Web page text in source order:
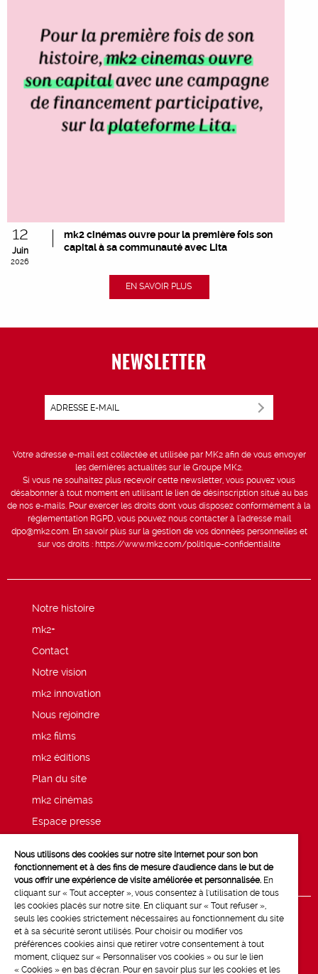
12
Juin
2026
mk2 cinémas ouvre pour la première fois son
capital à sa communauté avec Lita
EN SAVOIR PLUS
NEWSLETTER
Votre adresse e-mail est collectée et utilisée par MK2 afin de vous envoyer
les dernières actualités sur le Groupe MK2.
Si vous ne souhaitez plus recevoir cette newsletter, vous pouvez vous
désabonner à tout moment en utilisant le lien de désinscription situé au bas
de nos e-mails. Pour exercer les droits dont vous disposez conformément à la
réglementation RGPD, vous pouvez nous contacter à l’adresse mail
dpo@mk2.com. En savoir plus sur la gestion de vos données personnelles et
sur vos droits : https://www.mk2.com/politique-confidentialite
Notre histoire
mk2+
Contact
Notre vision
mk2 innovation
Nous rejoindre
mk2 films
mk2 éditions
Plan du site
mk2 cinémas
Espace presse
Politique de confidentialité mk2
Nous utilisons des cookies sur notre site Internet pour son bon
fonctionnement et à des fins de mesure d'audience dans le but de
vous offrir une expérience de visite améliorée et personnalisée. En
cliquant sur « Tout accepter », vous consentez à l'utilisation de tous
les cookies placés sur notre site. En cliquant sur « Tout refuser »,
seuls les cookies strictement nécessaires au fonctionnement du site
et à sa sécurité seront utilisés. Pour choisir ou modifier vos
préférences cookies ainsi que retirer votre consentement à tout
moment, cliquez sur « Personnaliser vos cookies » ou sur le lien
« Cookies » en bas d'écran. Pour en savoir plus sur les cookies et les